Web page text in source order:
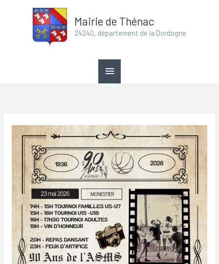
Mairie de Thénac
24240, département de la Dordogne
principal